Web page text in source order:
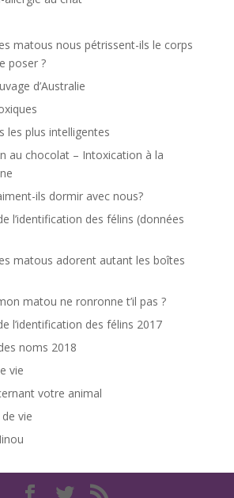
matous nous pétrissent-ils le corps
poser ?
d’Australie
les plus intelligentes
au chocolat – Intoxication à la
ils dormir avec nous?
l’identification des félins (données
matous adorent autant les boîtes
matou ne ronronne t’il pas ?
l’identification des félins 2017
noms 2018
vie
votre animal
vie